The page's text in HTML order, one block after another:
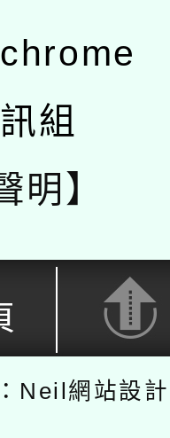
組
明】
Neil網站設